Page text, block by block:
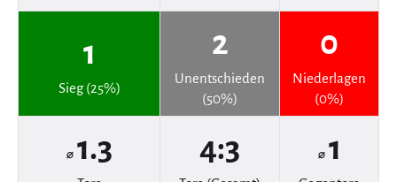
1
Sieg (25%)
2
Unentschieden
(50%)
0
Niederlagen
(0%)
⌀ 1.3 4:3 ⌀ 1